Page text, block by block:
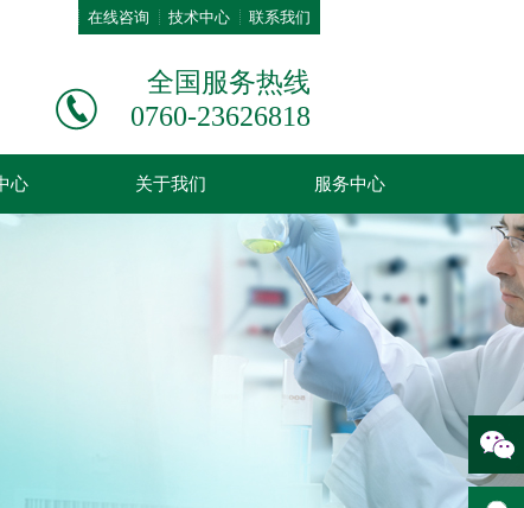
在线咨询 技术中心 联系我们
全国服务热线
0760-23626818
心 关于我们 服务中心